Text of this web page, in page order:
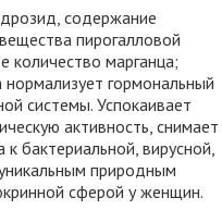
содержание
пирогалловой
количество марганца;
гормональный
системы. Успокаивает
активность, снимает
бактериальной, вирусной,
природным
сферой у женщин.